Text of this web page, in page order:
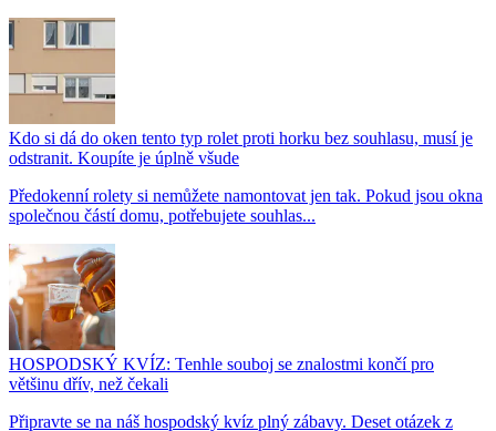
Kdo si dá do oken tento typ rolet proti horku bez souhlasu, musí je
odstranit. Koupíte je úplně všude
Předokenní rolety si nemůžete namontovat jen tak. Pokud jsou okna
společnou částí domu, potřebujete souhlas...
HOSPODSKÝ KVÍZ: Tenhle souboj se znalostmi končí pro
většinu dřív, než čekali
Připravte se na náš hospodský kvíz plný zábavy. Deset otázek z